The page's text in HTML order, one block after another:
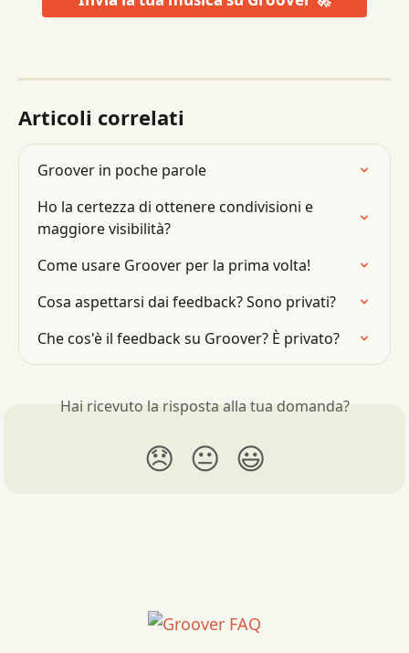
Articoli correlati
Groover in poche parole
Ho la certezza di ottenere condivisioni e
maggiore visibilità?
Come usare Groover per la prima volta!
Cosa aspettarsi dai feedback? Sono privati?
Che cos'è il feedback su Groover? È privato?
Hai ricevuto la risposta alla tua domanda?
😞 😐 😃